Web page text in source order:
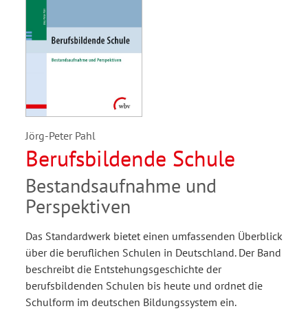
Jörg-Peter Pahl
Berufsbildende Schule
Bestandsaufnahme und
Perspektiven
Das Standardwerk bietet einen umfassenden Überblick
über die beruflichen Schulen in Deutschland. Der Band
beschreibt die Entstehungsgeschichte der
berufsbildenden Schulen bis heute und ordnet die
Schulform im deutschen Bildungssystem ein.